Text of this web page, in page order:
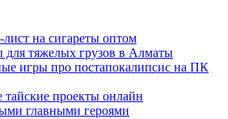
на сигареты оптом
для тяжелых грузов в Алматы
игры про постапокалипсис на ПК
проекты онлайн
главными героями